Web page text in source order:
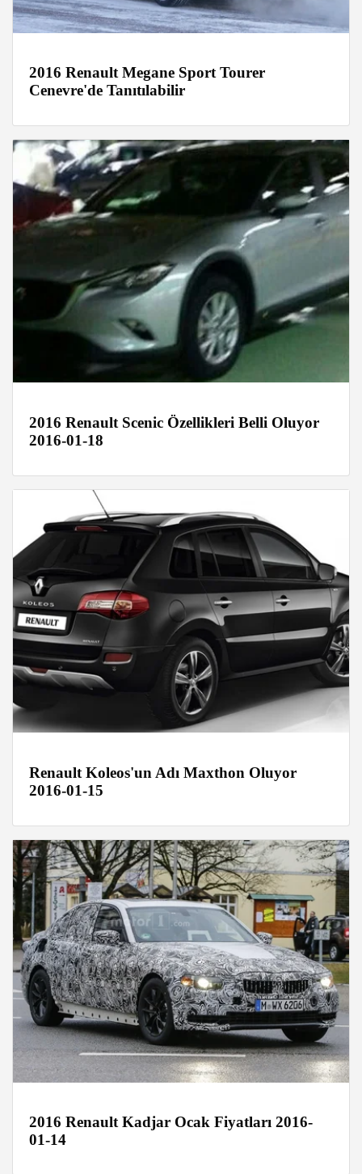
2016 Renault Megane Sport Tourer
Cenevre'de Tanıtılabilir
2016 Renault Scenic Özellikleri Belli Oluyor
2016-01-18
Renault Koleos'un Adı Maxthon Oluyor
2016-01-15
2016 Renault Kadjar Ocak Fiyatları 2016-
01-14